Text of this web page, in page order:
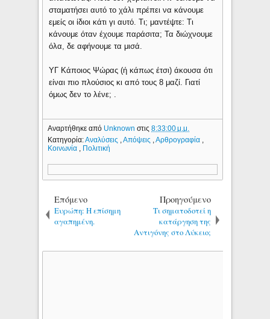
σταματήσει αυτό το χάλι πρέπει να κάνουμε
εμείς οι ίδιοι κάτι γι αυτό. Τι; μαντέψτε: Τι
κάνουμε όταν έχουμε παράσιτα; Τα διώχνουμε
όλα, δε αφήνουμε τα μισά.
ΥΓ Κάποιος Ψώρας (ή κάπως έτσι) άκουσα ότι
είναι πιο πλούσιος κι από τους 8 μαζί. Γιατί
όμως δεν το λένε; .
Αναρτήθηκε από Unknownστις8:33:00 μ.μ.
Κατηγορία:Αναλύσεις ,Απόψεις ,Αρθρογραφία ,
Κοινωνία , Πολιτική
Επόμενο
Ευρώπη: Η επίσημη
αγαπημένη.
Προηγούμενο
Τι σηματοδοτεί η
κατάργηση της
Αντιγόνης στο Λύκειο;